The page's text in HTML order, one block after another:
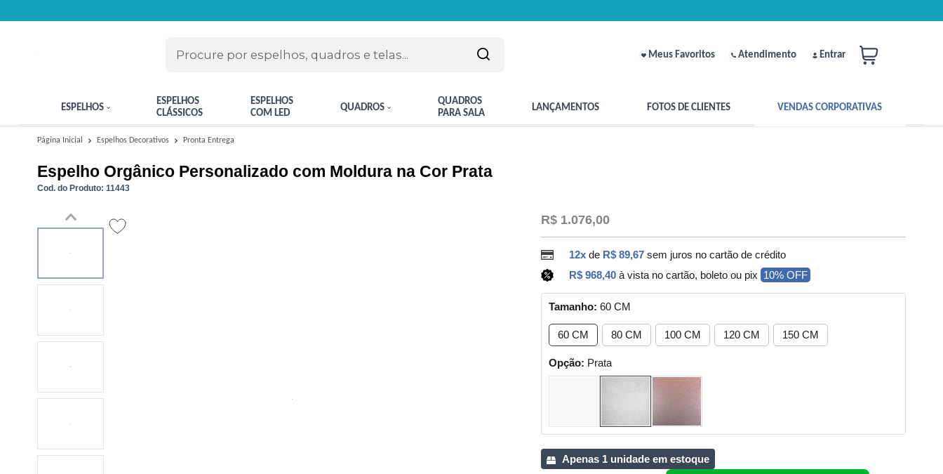
Meus Favoritos Atendimento Entrar
ESPELHOS
ESPELHOS
CLÁSSICOS
ESPELHOS
COM LED
QUADROS
QUADROS
PARA SALA
LANÇAMENTOS FOTOS DE CLIENTES VENDAS CORPORATIVAS
Página Inicial Espelhos Decorativos Pronta Entrega
Espelho Orgânico Personalizado com Moldura na Cor Prata
Cod. do Produto: 11443
R$ 1.076,00
12x de R$ 89,67 sem juros no cartão de crédito
R$ 968,40à vista no cartão, boleto ou pix 10% OFF
Tamanho:60 CM
60 CM 80 CM 100 CM 120 CM 150 CM
Opção: Prata
Apenas 1 unidade em estoque